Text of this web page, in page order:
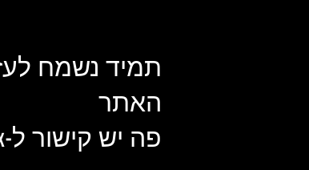
תמיד נשמח
האתר
פה יש קישור ל-paybox שלנו :)